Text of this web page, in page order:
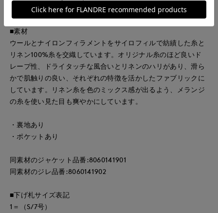
に仕上げました。
■素材
ウールとナイロンフィラメントをサイロフィルで紡績した糸と
リネン100%糸を交織しています。オリジナル糸のほど良いド
レープ性、ドライタッチな風合いとリネンのハリがあり、滑ら
かで肌触りの良い、それぞれの特徴を活かしたファブリックに
しています。リネン糸を色のミックス感が出るよう、メランジ
の糸を使い見た目も爽やかにしています。
・裏地あり
・ポケットあり
同素材のジャケット品番:8060141901
同素材のジレ品番:8060141902
■下げ札サイズ表記
1＝（S/7号）